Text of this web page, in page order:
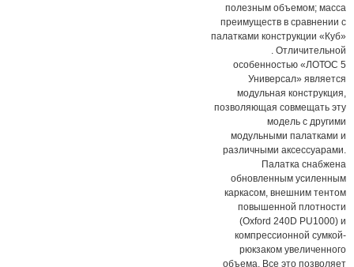
полезным объемом; масса
преимуществ в сравнении с
палатками конструкции «Куб»
. Отличительной
особенностью «ЛОТОС 5
Универсал» является
модульная конструкция,
позволяющая совмещать эту
модель с другими
модульными палатками и
различными аксессуарами.
Палатка снабжена
обновленным усиленным
каркасом, внешним тентом
повышенной плотности
(Oxford 240D PU1000) и
компрессионной сумкой-
рюкзаком увеличенного
объема. Все это позволяет